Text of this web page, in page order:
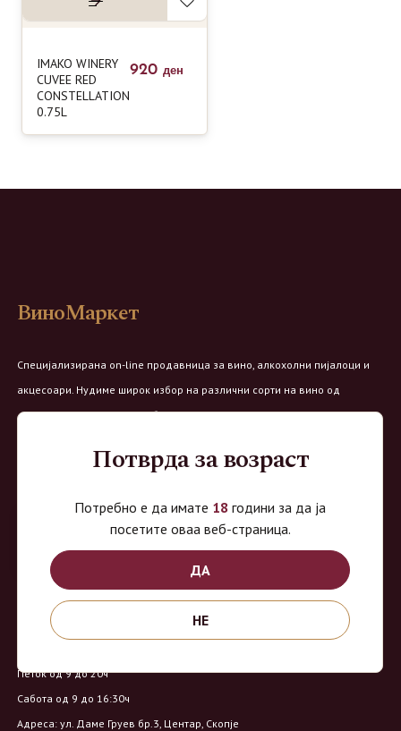
IMAKO WINERY
CUVEE RED
CONSTELLATION
0.75L
920 ден
ВиноМаркет
Специјализирана on-line продавница за вино, алкохолни пијалоци и
акцесоари. Нудиме широк избор на различни сорти на вино од
домашните винарии, со избор на преку 8 винарии и 150 различни
Продавница на Вино Маркет:
Работно време:
Петок од 9 до 20ч
Сабота од 9 до 16:30ч
Адреса: ул. Даме Груев бр.3, Центар, Скопје
Потврда за возраст
Потребно е да имате 18 години за да ја
посетите оваа веб-страница.
ДА
НЕ